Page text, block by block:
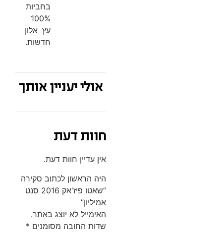
בחביות
100%
עץ אלון
חדשות.
אולי יעניין אותך
חוות דעת
אין עדיין חוות דעת.
היה הראשון לכתוב סקירה
“שאטו פיז'אק 2016 סנט
אמיליון”
האימייל לא יוצג באתר.
שדות החובה מסומנים *